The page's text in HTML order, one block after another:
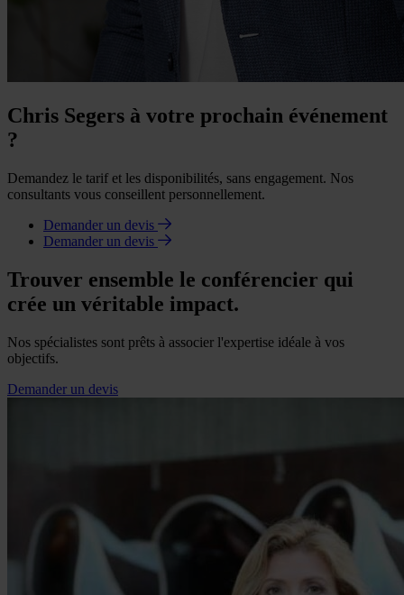
Chris Segers à votre prochain événement
?
Demandez le tarif et les disponibilités, sans engagement. Nos
consultants vous conseillent personnellement.
Demander un devis
Demander un devis
Trouver ensemble le conférencier qui
crée un véritable impact.
Nos spécialistes sont prêts à associer l'expertise idéale à vos
objectifs.
Demander un devis